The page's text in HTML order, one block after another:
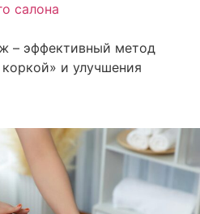
салона
– эффективный метод
и улучшения